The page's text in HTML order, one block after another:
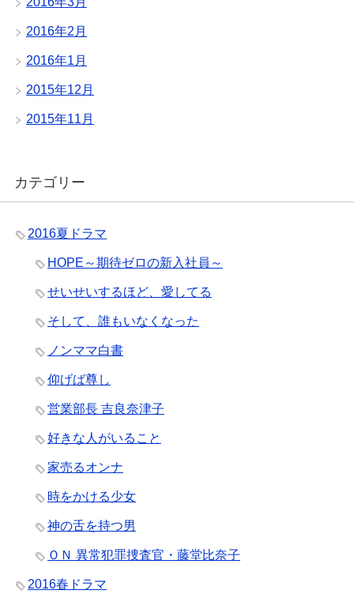
2016年2月
2016年1月
2015年12月
2015年11月
カテゴリー
2016夏ドラマ
HOPE～期待ゼロの新入社員～
せいせいするほど、愛してる
そして、誰もいなくなった
ノンママ白書
仰げば尊し
営業部長 吉良奈津子
好きな人がいること
家売るオンナ
時をかける少女
神の舌を持つ男
ＯＮ 異常犯罪捜査官・藤堂比奈子
2016春ドラマ